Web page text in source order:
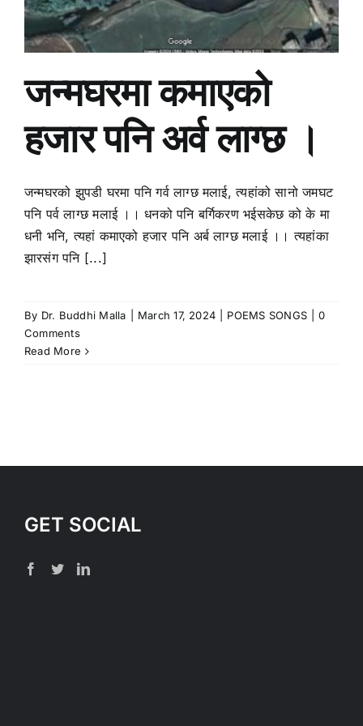
जन्मघरमा कमाएको
हजार पनि अर्व लाग्छ ।
जन्मघरको झुपडी घरमा पनि गर्व लाग्छ मलाई, त्यहांको सानो जमघट
पनि पर्व लाग्छ मलाई ।। धनको पनि बर्गिकरण भईसकेछ को के मा
धनी भनि, त्यहां कमाएको हजार पनि अर्ब लाग्छ मलाई ।। त्यहांका
झारसंग पनि [...]
By Dr. Buddhi Malla March 17, 2024 POEMS SONGS
0
Comments
Read More
GET SOCIAL